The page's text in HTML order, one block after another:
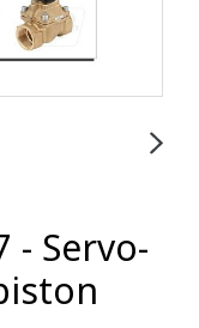
- Servo-